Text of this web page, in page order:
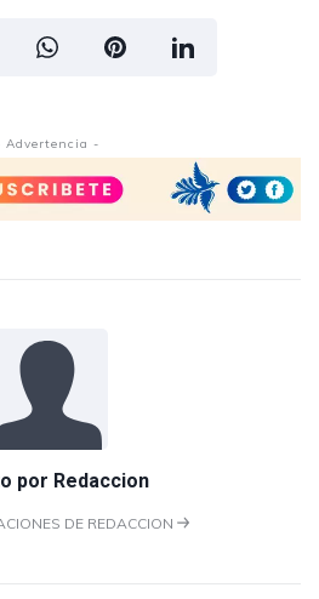
Advertencia -
por Redaccion
DE REDACCION